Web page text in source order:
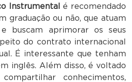
Instrumental
é recomendado
graduação ou não, que atuam
buscam aprimorar os seus
do contrato internacional
É interessante que tenham
inglês. Além disso, é voltado
conhecimentos,